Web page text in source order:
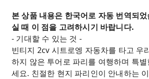
본 상품 내용은 한국어로 자동 번역되
실 때 이 점을 고려하시기 바랍니다.
- 기대할 수 있는 것 -
빈티지 2cv 시트로엥 자동차를 타고 우
하지 않은 투어로 파리를 여행하며 특
세요. 친절한 현지 파리인이 안내하는